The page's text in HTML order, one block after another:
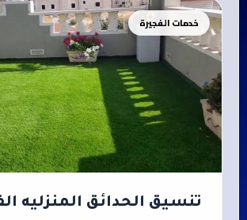
خدمات الفجيرة
تنسيق الحدائق المنزليه